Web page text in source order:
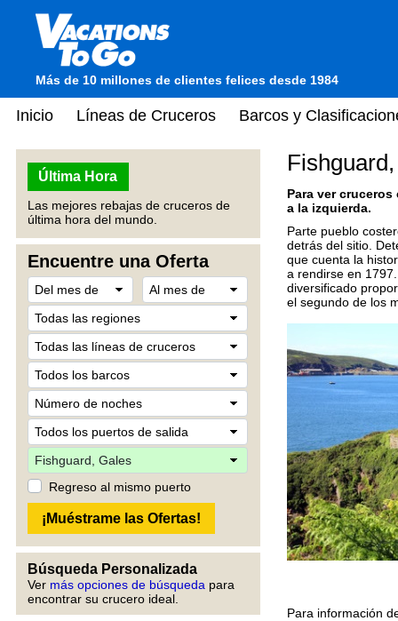
Más de 10 millones de clientes felices desde 1984
Inicio Líneas de Cruceros Barcos y
Última Hora
Las mejores rebajas de cruceros de
última hora del mundo.
Encuentre una Oferta
Regreso al mismo puerto
Búsqueda Personalizada
Ver más opciones de búsqueda para
encontrar su crucero ideal.
Para ver
a la izquierda.
Parte pueblo
detrás del sitio.
que cuenta la
a rendirse en
diversificado
el segundo de los
Para información